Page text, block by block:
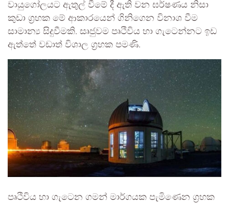
වායුගෝලයට ඇතුල් වීමේ දී ඇති වන ඝර්ෂණය නිසා
කුඩා ග්‍රහක මේ ආකාරයෙන් ගිනිගෙන විනාශ වීම
සාමාන්‍ය සිදුවීමකි. සෘජුවම පෘථිවිය හා ගැටෙන්නට ඉඩ
ඇත්තේ වඩාත් විශාල ග්‍රහක පමණි.
පෘථිවිය හා ගැටෙන ගමන් මාර්ගයක පැමිණෙන ග්‍රහක